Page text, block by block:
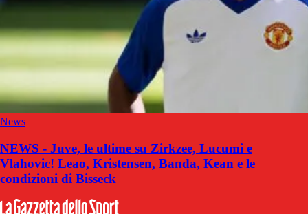
News
NEWS - Juve, le ultime su Zirkzee, Lucumi e
Vlahovic! Leao, Kristensen, Banda, Kean e le
condizioni di Bisseck